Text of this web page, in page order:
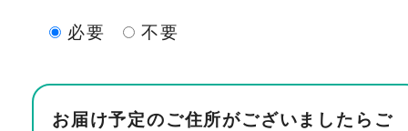
必要 不要
お届け予定のご住所がございましたらご